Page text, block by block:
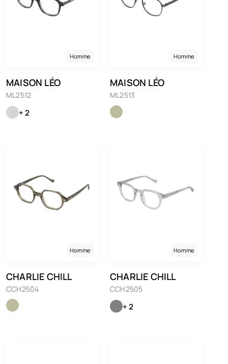
Homme
MAISON LÉO
ML2512
+ 2
Homme
MAISON LÉO
ML2513
Homme
CHARLIE CHILL
CCH2504
Homme
CHARLIE CHILL
CCH2505
+ 2